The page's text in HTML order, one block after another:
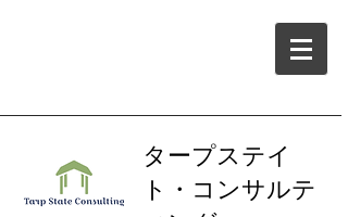
タープステイ
ト・コンサルテ